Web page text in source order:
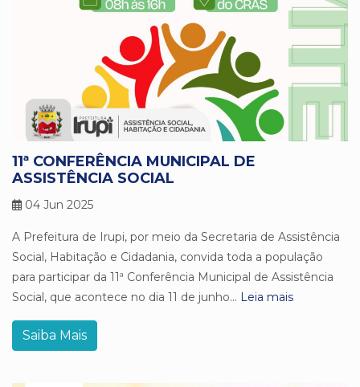
11ª CONFERÊNCIA MUNICIPAL DE
ASSISTÊNCIA SOCIAL
04 Jun 2025
A Prefeitura de Irupi, por meio da Secretaria de Assistência
Social, Habitação e Cidadania, convida toda a população
para participar da 11ª Conferência Municipal de Assistência
Social, que acontece no dia 11 de junho... Leia mais
Saiba Mais